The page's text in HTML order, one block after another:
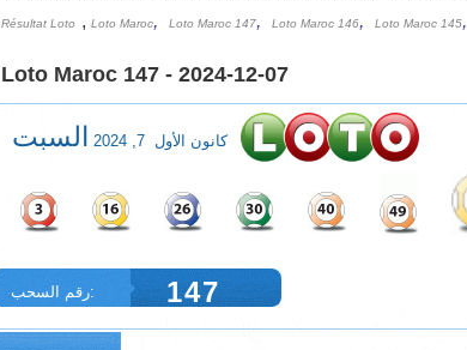
Résultat Loto , Loto Maroc, Loto Maroc 147, Loto Maroc 146, Loto Maroc 145,
Loto Maroc 147 - 2024-12-07
كانون الأول 7, 2024 السبت
رقم السحب: 147